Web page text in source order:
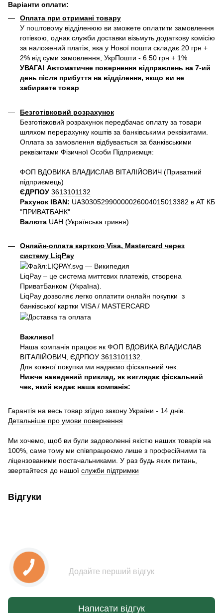
Варіанти оплати:
Оплата при отримані товару
У поштовому відділенюю ви зможете оплатити замовлення
готівкою, однак служби доставки візьмуть додаткову комісію
за наложений платіж, яка у Нової пошти складає 20 грн +
2% від суми замовлення, УкрПошти - 6.50 грн + 1%
УВАГА! Автоматичне повернення відправлень на 7-ий
день після прибуття на відділення, якщо ви не
забираете товар
Безготівковий розрахунок
Безготівковий розрахунок передбачає оплату за товари
шляхом перерахунку коштів за банківськими реквізитами.
Оплата за замовлення відбувається за банківськими
реквізитами Фізичної Особи Підприємця:
ФОП ВДОВИКА ВЛАДИСЛАВ ВІТАЛІЙОВИЧ (Приватний
пiдприємець)
ЄДРПОУ 3613101132
Рахунок IBAN: UA303052990000026004015013382 в АТ КБ
"ПРИВАТБАНК"
Валюта UAH (Українська гривня)
Онлайн-оплата карткою Visa, Mastercard через
систему LiqPay
LiqPay – це система миттєвих платежів, створена
ПриватБанком (Україна).
LiqPay дозволяє легко оплатити онлайн покупки з
банківської картки VISA / MASTERCARD
Важливо!
Наша компанія працює як ФОП ВДОВИКА ВЛАДИСЛАВ
ВІТАЛІЙОВИЧ, ЄДРПОУ 3613101132
Для кожної покупки ми надаємо фіскальний чек.
Нижче наведений приклад, як виглядає фіскальний
чек, який видає наша компанія:
Гарантія на весь товар згідно закону України - 14 днів.
Детальніше про умови повернення
Ми хочемо, щоб ви були задоволенні якістю наших товарів на
100%, саме тому ми співпрацюємо лише з професійними та
ліцензованими постачальниками. У раз будь яких питань,
звертайтеся до нашої служби підтримки
Відгуки
Додайте перший відгук
Написати відгук